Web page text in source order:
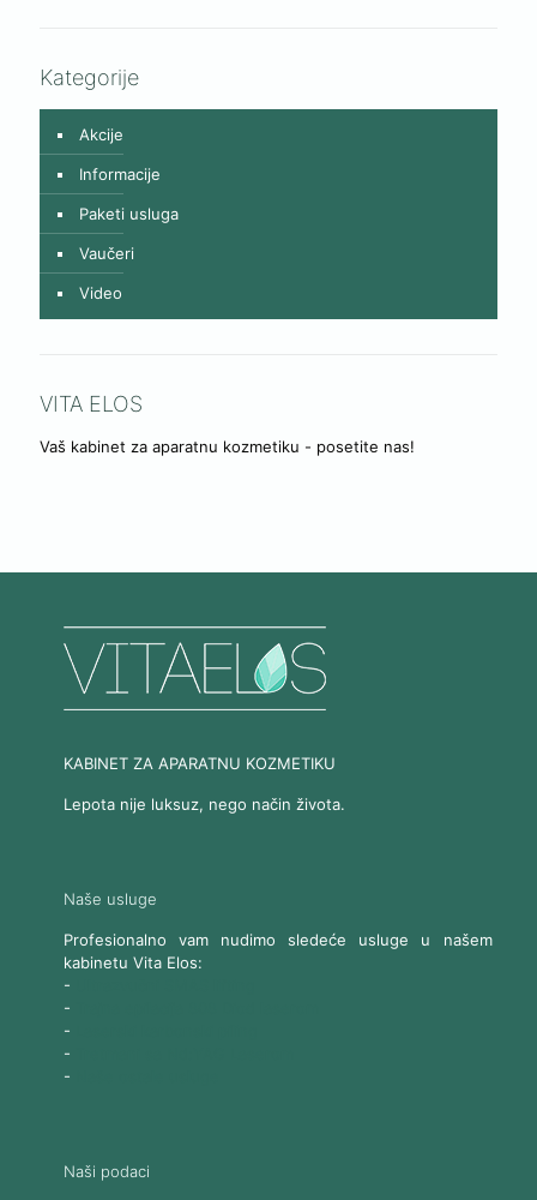
Kategorije
Akcije
Informacije
Paketi usluga
Vaučeri
Video
VITA ELOS
Vaš kabinet za aparatnu kozmetiku - posetite nas!
KABINET ZA APARATNU KOZMETIKU
Lepota nije luksuz, nego način života.
Naše usluge
Profesionalno vam nudimo sledeće usluge u našem
kabinetu Vita Elos:
-
-
-
-
-
Naši podaci